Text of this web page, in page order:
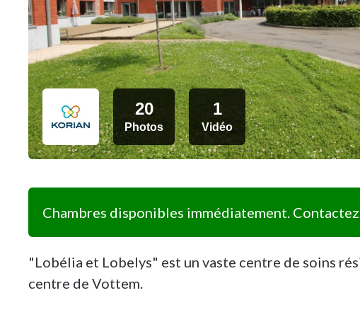
20
Photos
1
Vidéo
Chambres disponibles immédiatement.
"Lobélia et Lobelys" est un vaste centre de soins
centre de Vottem.